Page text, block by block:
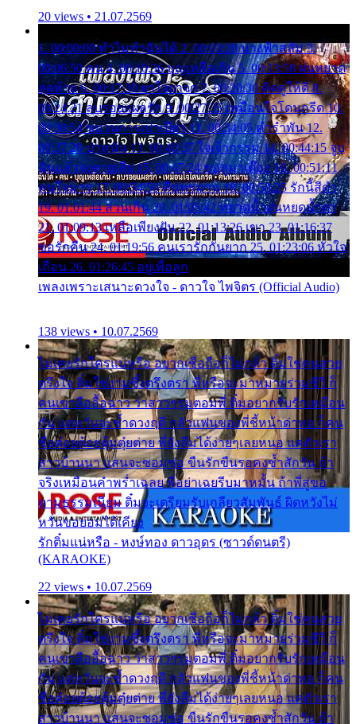
20 views • 21.07.2569
1. 00:00:00 ทำไมทำฉันได้ 2. 00:03:20 นางฟ้าสลัม 3.
00:06:50 คน 4. 00:10:36 บุญเหลือเกิน 5. 00:13:58 ฝนหยาด
สุดท้าย 6. 00:17:30 ยาใจยาจก 7. 00:20:30 คิดดูให้ดี 8.
00:24:21 ลบรอยแผลรัก 9. 00:27:35 เหมือนใจโดนกรีด 10.
00:30:54 ขบวนการเปาเปียว 11. 00:34:05 คำรำพัน 12.
00:37:20 ปาหนัน 13. 00:40:37 ใจเจ้ากรรม 14. 00:44:15 จูบ
ฉันแล้วจงตายเสีย 15. 00:47:24 ขอสูมาเต๊อะ 16. 00:51:11
คนใจมาร 17. 00:54:50 คืนทรมาน 18. 00:58:25 รักนี้สีดำ
19. 01:01:44 ส่วนเกิน 20. 01:05:42 หยาดน้ำฝนหยดน้ำตา
21. 01:09:13 เหลือเพียงฝัน 22. 01:13:26 เขา 23. 01:16:37
ขอรักคืน 24. 01:19:56 คนเรารักกันยาก 25. 01:23:06 หัวใจ
เถื่อน 26. 01:26:45 อยู่เพื่อลูก
เพลงเพราะเสนาะดวงใจ - ดาวใจ ไพจิตร (Official Audio)
138 views • 10.07.2569
ไม่เคยรักใครแน่หรือ อยากเชื่อถือก็ไม่กล้า ติ๋มใช่คนสวย
ตรึงใจ ติ๋มใช่งามซึ้งตรึงตรา พี่หรือจะมาหมายร่วมชีวี ก็
คนเขาลืออื้อฉาว ว่าสาวๆรุมตอมพี่ ติ๋มอยากรับรักเหมือน
กัน แต่หวั่นจะช้ำดวงฤดี กลัวแฟนของพี่ชี้หน้าด่าทอ ก็คน
ชื่อต๋อยต้อยตุ้มตุ๋ยต่าย พี่ยังลืมได้ง่ายๆเลยหนอ แค่ตัวเรา
สาวบ้านนา แสนจะซอมซ่อ ขืนรักขืนรอคงช้ำสักวัน ถ้า
จริงเหมือนคำพร่ำเฉลย พี่อย่าเฉยรีบมาหมั้น ถ้าพี่สู่ขอ
ตามธรรมเนียม ติ๋มจะเตรียมรับเกลียวสัมพันธ์ ผิดหวังไม่
หวั่นขอยอมได้เคียง
รักติ๋มแน่หรือ - หงษ์ทอง ดาวอุดร (ซาวด์ดนตรี)
(KARAOKE)
22 views • 10.07.2569
ไม่เคยรักใครแน่หรือ อยากเชื่อถือก็ไม่กล้า ติ๋มใช่คนสวย
ตรึงใจ ติ๋มใช่งามซึ้งตรึงตรา พี่หรือจะมาหมายร่วมชีวี ก็
คนเขาลืออื้อฉาว ว่าสาวๆรุมตอมพี่ ติ๋มอยากรับรักเหมือน
กัน แต่หวั่นจะช้ำดวงฤดี กลัวแฟนของพี่ชี้หน้าด่าทอ ก็คน
ชื่อต๋อยต้อยตุ้มตุ๋ยต่าย พี่ยังลืมได้ง่ายๆเลยหนอ แค่ตัวเรา
สาวบ้านนา แสนจะซอมซ่อ ขืนรักขืนรอคงช้ำสักวัน ถ้า